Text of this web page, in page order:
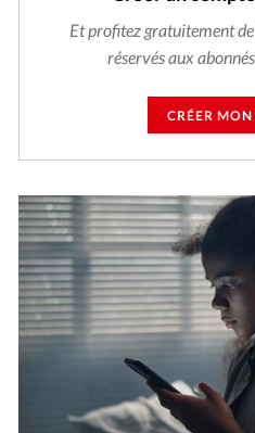
Et profitez gratuitement
réservés aux
CRÉER